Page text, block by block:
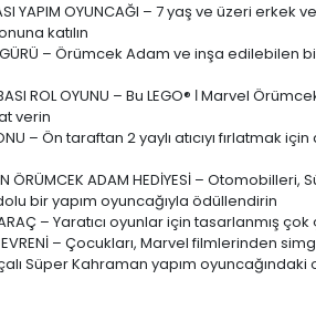
YAPIM OYUNCAĞI – 7 yaş ve üzeri
katılın
– Örümcek Adam ve inşa
ROL OYUNU – Bu LEGO® ǀ Marvel
verin
– Ön taraftan 2 yaylı atıcıyı
ÖRÜMCEK ADAM HEDİYESİ –
bir yapım oyuncağıyla ödüllendirin
ARAÇ – Yaratıcı oyunlar için
EVRENİ – Çocukları, Marvel
Süper Kahraman yapım